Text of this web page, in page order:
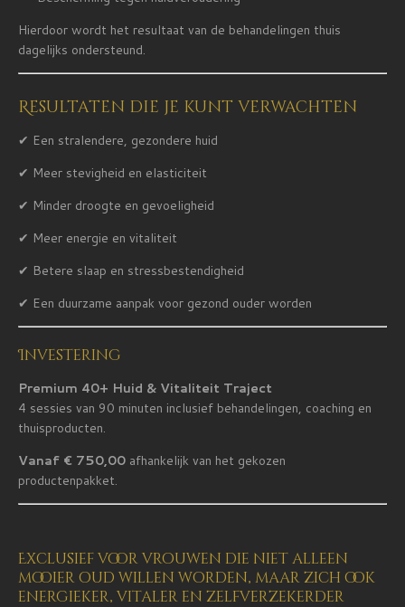
Hierdoor wordt het resultaat van de behandelingen thuis
dagelijks ondersteund.
Resultaten die je kunt verwachten
✔ Een stralendere, gezondere huid
✔ Meer stevigheid en elasticiteit
✔ Minder droogte en gevoeligheid
✔ Meer energie en vitaliteit
✔ Betere slaap en stressbestendigheid
✔ Een duurzame aanpak voor gezond ouder worden
Investering
Premium 40+ Huid & Vitaliteit Traject
4 sessies van 90 minuten inclusief behandelingen, coaching en
thuisproducten.
Vanaf € 750,00 afhankelijk van het gekozen
productenpakket.
Exclusief voor vrouwen die niet alleen
mooier oud willen worden, maar zich ook
energieker, vitaler en zelfverzekerder